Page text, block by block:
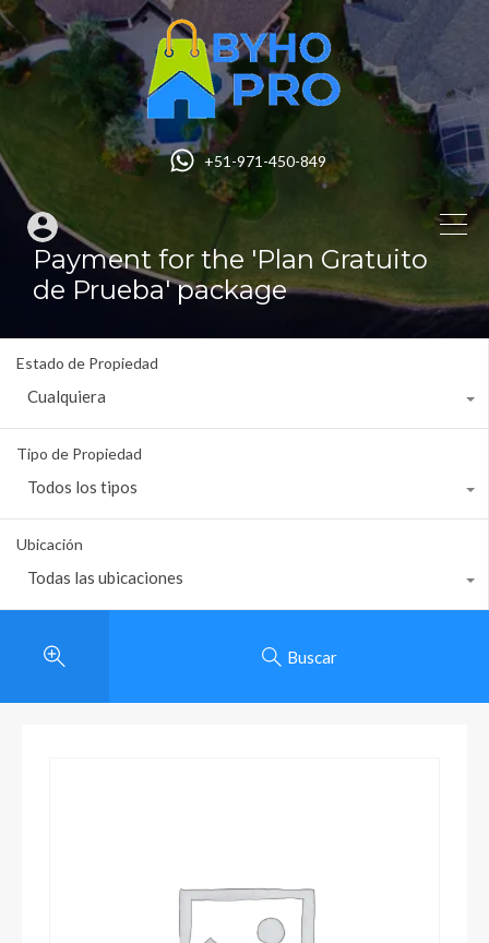
+51-971-450-849
Payment for the 'Plan Gratuito
de Prueba' package
Estado de Propiedad
Cualquiera
Tipo de Propiedad
Todos los tipos
Ubicación
Todas las ubicaciones
Buscar